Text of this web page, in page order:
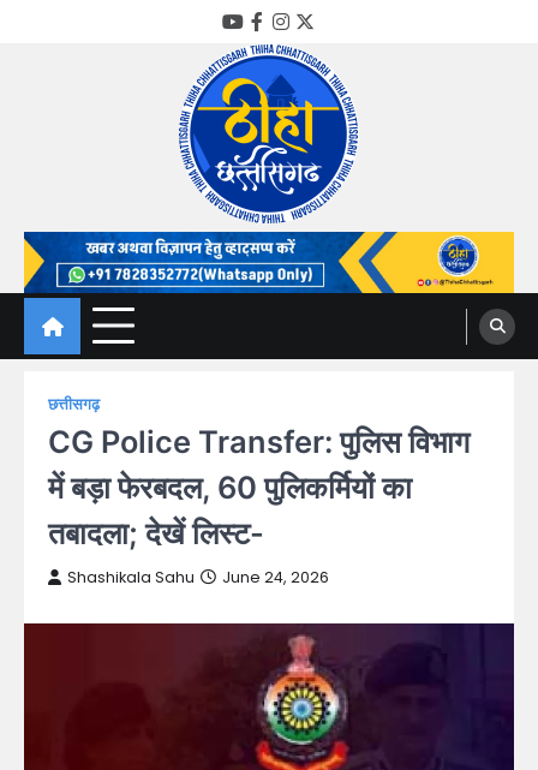
YouTube
Facebook
Instagram
Twitter
Thiha Chhattisgarh
गोठ जन-जन के
छत्तीसगढ़
CG Police Transfer: पुलिस विभाग
में बड़ा फेरबदल, 60 पुलिकर्मियों का
तबादला; देखें लिस्ट-
Shashikala Sahu June 24, 2026